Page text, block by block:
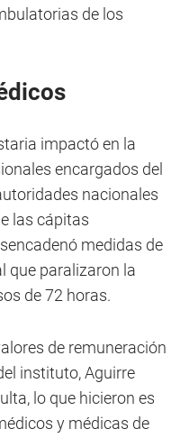
de los
impactó en la
encargados del
nacionales
las cápitas
medidas de
que paralizaron la
de 72 horas.
de remuneración
instituto, Aguirre
lo que hicieron es
y médicas de